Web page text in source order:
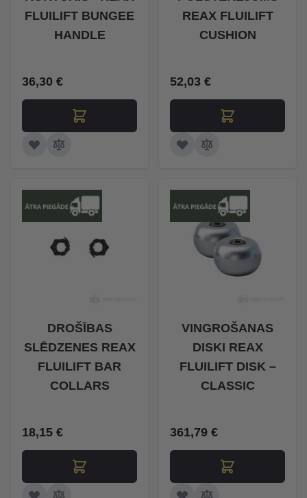
FLUILIFT BUNGEE
HANDLE
36,30 €
REAX FLUILIFT
CUSHION
52,03 €
DROŠĪBAS
SLĒDZENES REAX
FLUILIFT BAR
COLLARS
18,15 €
VINGROŠANAS
DISKI REAX
FLUILIFT DISK –
CLASSIC
361,79 €